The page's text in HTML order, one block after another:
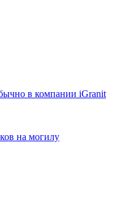
в компании iGranit
на могилу